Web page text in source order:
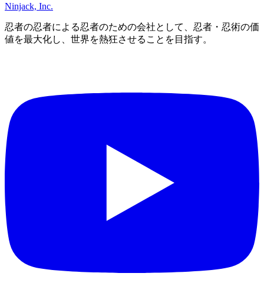
Ninjack, Inc.
忍者の忍者による忍者のための会社として、忍者・忍術の価
値を最大化し、世界を熱狂させることを目指す。